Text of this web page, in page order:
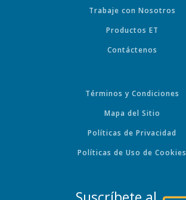
Trabaje con Nosotros
Productos ET
Contáctenos
Términos y Condiciones
Mapa del Sitio
Políticas de Privacidad
Políticas de Uso de Cookies